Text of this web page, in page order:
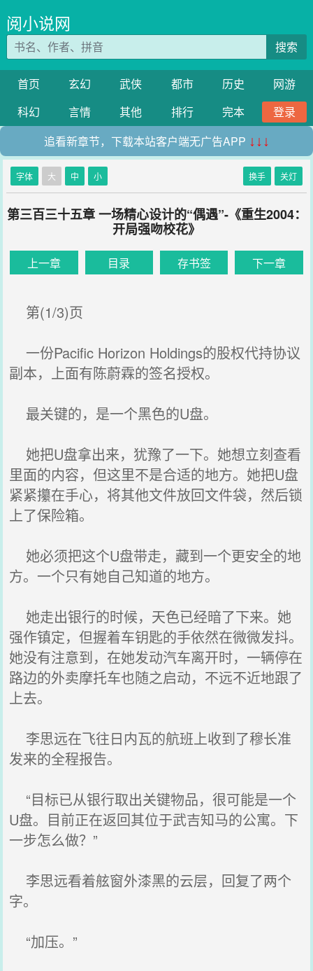
阅小说网
搜索
首页 玄幻 武侠 都市 历史
网游
科幻
言情 其他 排行 完本
登录
追看新章节，下载本站客户端无广告APP ↓↓↓
字体 大 中 小 换手 关灯
第三百三十五章 一场精心设计的“偶遇”-《重生2004：
开局强吻校花》
上一章 目录 存书签 下一章
第(1/3)页
一份Pacific Horizon Holdings的股权代持协议
副本，上面有陈蔚霖的签名授权。
最关键的，是一个黑色的U盘。
她把U盘拿出来，犹豫了一下。她想立刻查看
里面的内容，但这里不是合适的地方。她把U盘
紧紧攥在手心，将其他文件放回文件袋，然后锁
上了保险箱。
她必须把这个U盘带走，藏到一个更安全的地
方。一个只有她自己知道的地方。
她走出银行的时候，天色已经暗了下来。她
强作镇定，但握着车钥匙的手依然在微微发抖。
她没有注意到，在她发动汽车离开时，一辆停在
路边的外卖摩托车也随之启动，不远不近地跟了
上去。
李思远在飞往日内瓦的航班上收到了穆长准
发来的全程报告。
“目标已从银行取出关键物品，很可能是一个
U盘。目前正在返回其位于武吉知马的公寓。下
一步怎么做？”
李思远看着舷窗外漆黑的云层，回复了两个
字。
“加压。”